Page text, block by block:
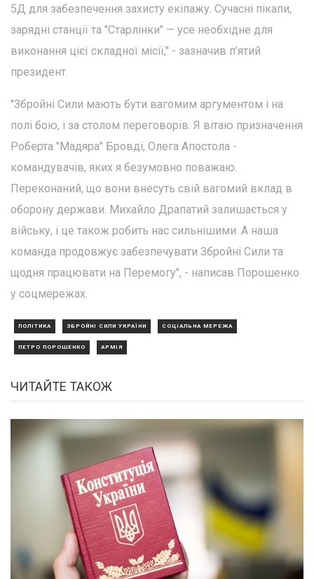
5Д для забезпечення захисту екіпажу. Сучасні пікапи,
зарядні станції та "Старлінки" — усе необхідне для
виконання цієї складної місії," - зазначив п’ятий
президент.
"Збройні Сили мають бути вагомим аргументом і на
полі бою, і за столом переговорів. Я вітаю призначення
Роберта "Мадяра" Бровді, Олега Апостола -
командувачів, яких я безумовно поважаю.
Переконаний, що вони внесуть свій вагомий вклад в
оборону держави. Михайло Драпатий залишається у
війську, і це також робить нас сильнішими. А наша
команда продовжує забезпечувати Збройні Сили та
щодня працювати на Перемогу", - написав Порошенко
у соцмережах.
ПОЛІТИКА ЗБРОЙНІ СИЛИ УКРАЇНИ СОЦІАЛЬНА МЕРЕЖА
ПЕТРО ПОРОШЕНКО АРМІЯ
ЧИТАЙТЕ ТАКОЖ